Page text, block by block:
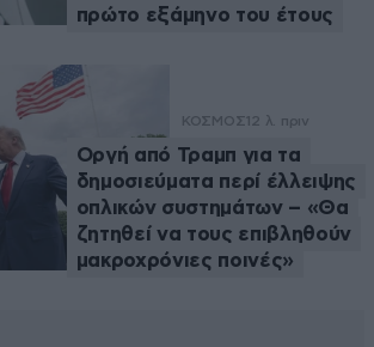
πρώτο εξάμηνο του έτους
ΚΟΣΜΟΣ 12 λ. πριν
Οργή από Τραμπ για τα
δημοσιεύματα περί έλλειψης
οπλικών συστημάτων – «Θα
ζητηθεί να τους επιβληθούν
μακροχρόνιες ποινές»